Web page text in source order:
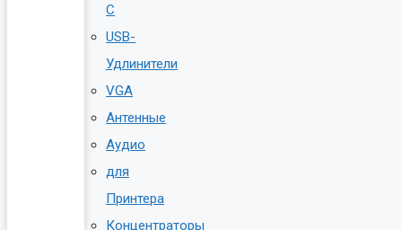
C
USB-
Удлинители
VGA
Антенные
Аудио
для
Принтера
Концентраторы